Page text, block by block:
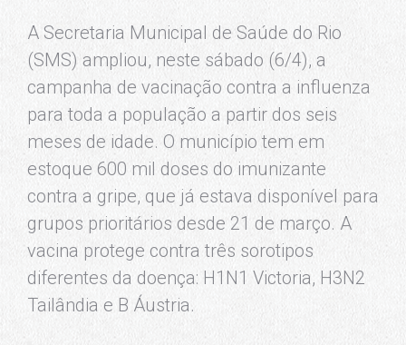
A Secretaria Municipal de Saúde do Rio
(SMS) ampliou, neste sábado (6/4), a
campanha de vacinação contra a influenza
para toda a população a partir dos seis
meses de idade. O município tem em
estoque 600 mil doses do imunizante
contra a gripe, que já estava disponível para
grupos prioritários desde 21 de março. A
vacina protege contra três sorotipos
diferentes da doença: H1N1 Victoria, H3N2
Tailândia e B Áustria.